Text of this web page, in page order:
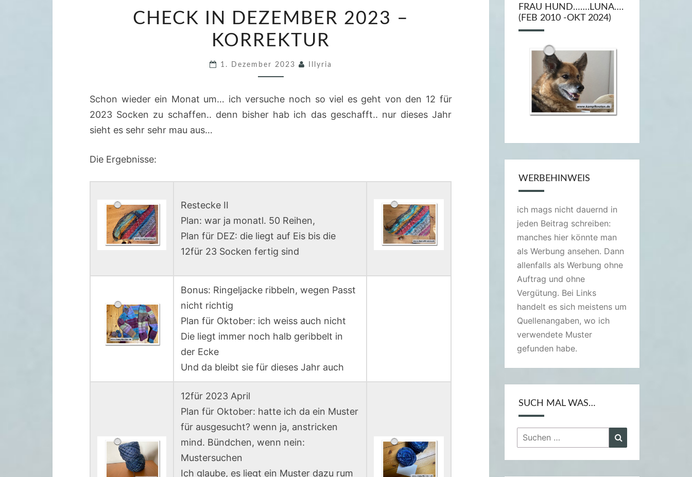
H
E
K
N
D
R
2
0
T
CHECK IN DEZEMBER 2023 –
KORREKTUR
1. Dezember 2023 Illyria
Schon wieder ein Monat um… ich versuche noch so viel es geht von den 12 für
2023 Socken zu schaffen.. denn bisher hab ich das geschafft.. nur dieses Jahr
sieht es sehr sehr mau aus…
Die Ergebnisse:
Restecke II
Plan: war ja monatl. 50 Reihen,
Plan für DEZ: die liegt auf Eis bis die
12für 23 Socken fertig sind
Bonus: Ringeljacke ribbeln, wegen Passt
nicht richtig
Plan für Oktober: ich weiss auch nicht
Die liegt immer noch halb geribbelt in
der Ecke
Und da bleibt sie für dieses Jahr auch
12für 2023 April
Plan für Oktober: hatte ich da ein Muster
für ausgesucht? wenn ja, anstricken
mind. Bündchen, wenn nein:
Mustersuchen
Ich glaube, es liegt ein Muster dazu rum
FRAU HUND…….LUNA….
(FEB 2010 -OKT 2024)
WERBEHINWEIS
ich mags nicht dauernd in
jeden Beitrag schreiben:
manches hier könnte man
als Werbung ansehen. Dann
allenfalls als Werbung ohne
Auftrag und ohne
Vergütung. Bei Links
handelt es sich meistens um
Quellenangaben, wo ich
verwendete Muster
gefunden habe.
SUCH MAL WAS…
Suchen
nach: